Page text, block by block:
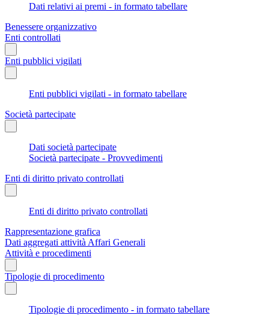
Dati relativi ai premi - in formato tabellare
Benessere organizzativo
Enti controllati
Enti pubblici vigilati
Enti pubblici vigilati - in formato tabellare
Società partecipate
Dati società partecipate
Società partecipate - Provvedimenti
Enti di diritto privato controllati
Enti di diritto privato controllati
Rappresentazione grafica
Dati aggregati attività Affari Generali
Attività e procedimenti
Tipologie di procedimento
Tipologie di procedimento - in formato tabellare